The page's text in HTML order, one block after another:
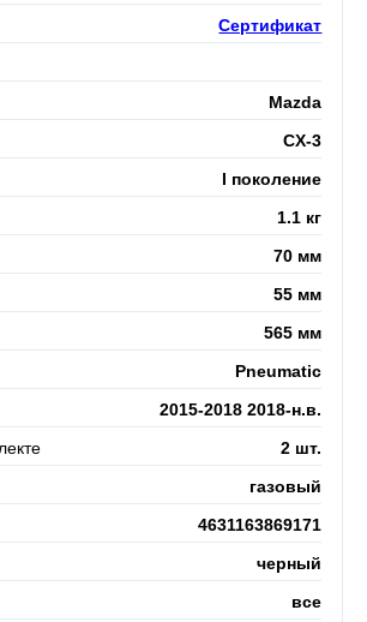
Сертификат
Mazda
CX-3
I поколение
1.1 кг
70 мм
55 мм
565 мм
Pneumatic
2015-2018 2018-н.в.
2 шт.
газовый
4631163869171
черный
все